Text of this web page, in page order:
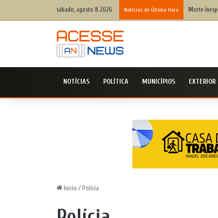
sábado, agosto 8 2026 Notícias de Última Hora Morte
NOTÍCIAS POLÍTICA MUNICÍPIOS EXTERIOR
Início / Polícia